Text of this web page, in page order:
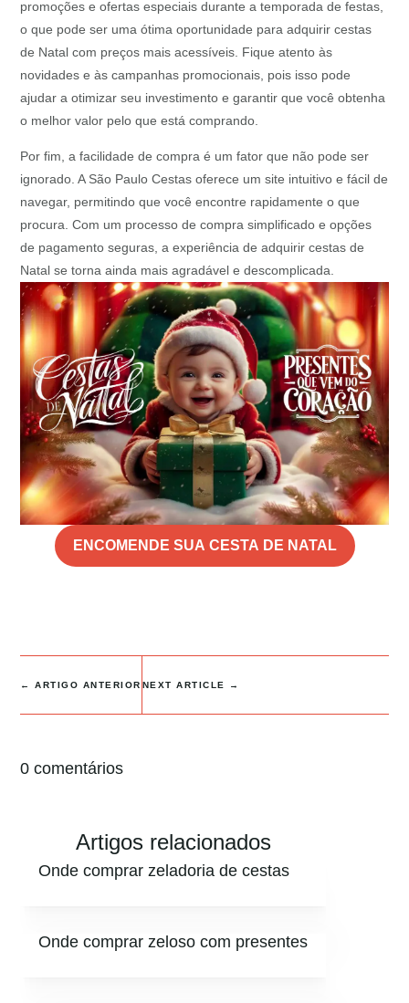
promoções e ofertas especiais durante a temporada de festas,
o que pode ser uma ótima oportunidade para adquirir cestas
de Natal com preços mais acessíveis. Fique atento às
novidades e às campanhas promocionais, pois isso pode
ajudar a otimizar seu investimento e garantir que você obtenha
o melhor valor pelo que está comprando.
Por fim, a facilidade de compra é um fator que não pode ser
ignorado. A São Paulo Cestas oferece um site intuitivo e fácil de
navegar, permitindo que você encontre rapidamente o que
procura. Com um processo de compra simplificado e opções
de pagamento seguras, a experiência de adquirir cestas de
Natal se torna ainda mais agradável e descomplicada.
ENCOMENDE SUA CESTA DE NATAL
←ARTIGO ANTERIOR NEXT ARTICLE →
0 comentários
Artigos relacionados
Onde comprar zeladoria de cestas
Onde comprar zeloso com presentes